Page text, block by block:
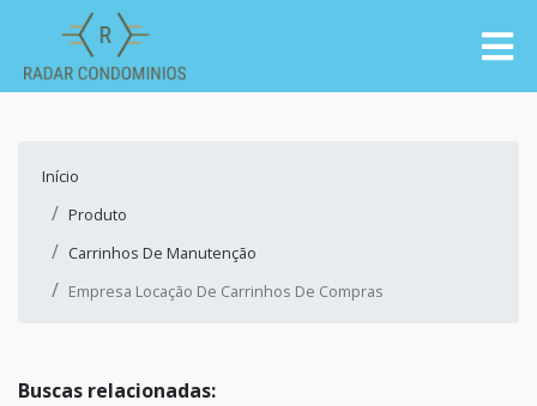
Início
Produto
Carrinhos De Manutenção
Empresa Locação De Carrinhos De Compras
Buscas relacionadas: